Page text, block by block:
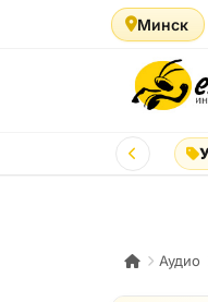
Минск
Аудио